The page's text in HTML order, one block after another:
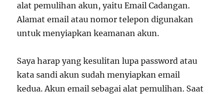
alat pemulihan akun, yaitu Email Cadangan.
Alamat email atau nomor telepon digunakan
untuk menyiapkan keamanan akun.
Saya harap yang kesulitan lupa password atau
kata sandi akun sudah menyiapkan email
kedua. Akun email sebagai alat pemulihan. Saat